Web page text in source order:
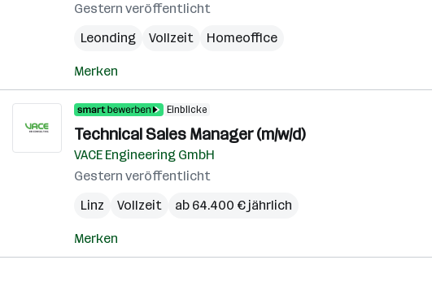
Gestern veröffentlicht
Leonding
Vollzeit Homeoffice
Merken
Einblicke
Technical Sales Manager (m/w/d)
VACE Engineering GmbH
Gestern veröffentlicht
Linz
Vollzeit ab 64.400 € jährlich
Merken